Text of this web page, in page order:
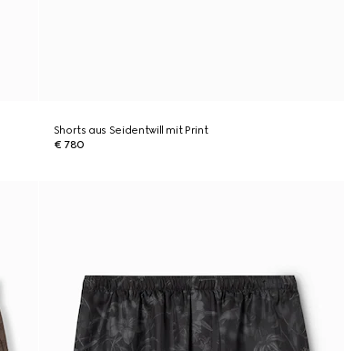
Shorts aus Seidentwill mit Print
€ 780